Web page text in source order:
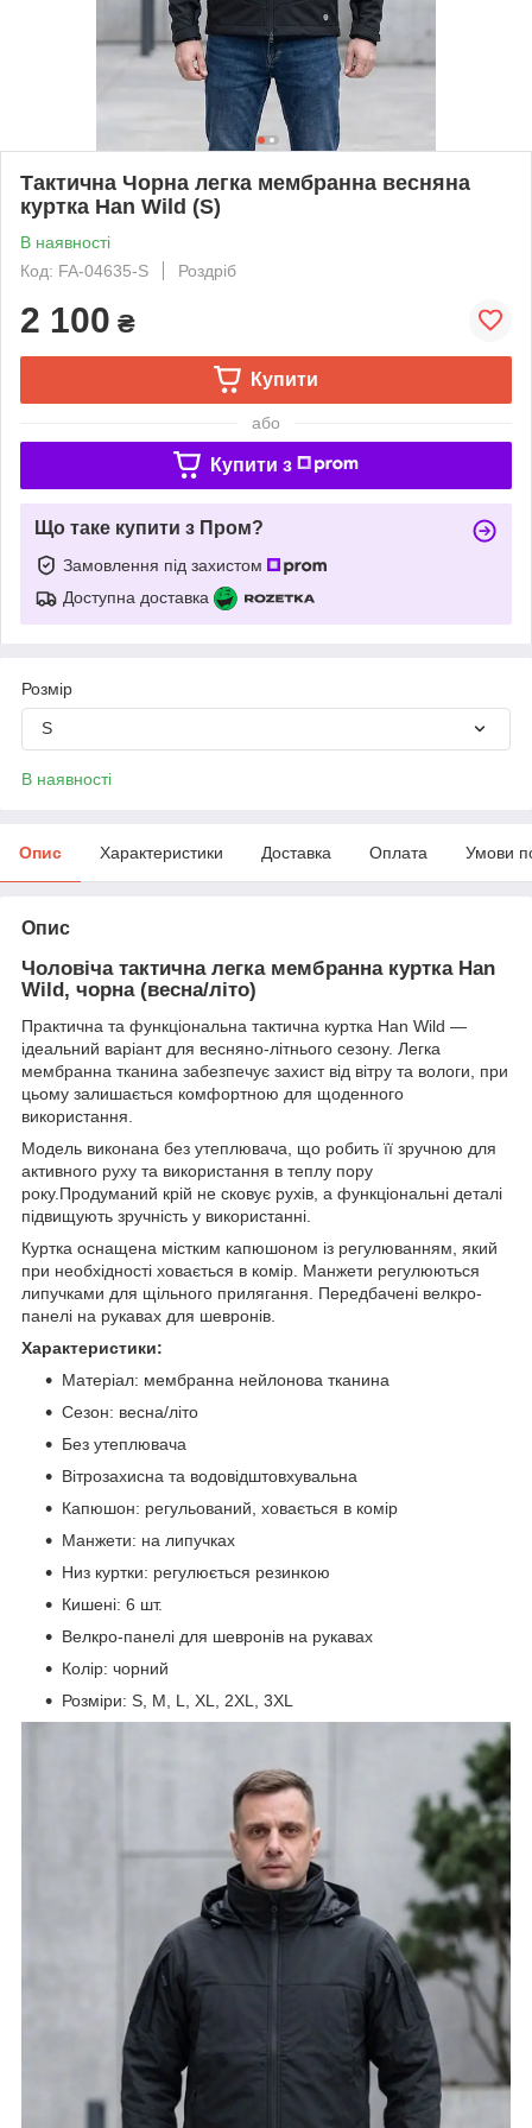
Тактична Чорна легка мембранна весняна
куртка Han Wild (S)
В наявності
Код: FA-04635-S
Роздріб
2 100 ₴
Купити
або
Купити з
Що таке купити з Пром?
Замовлення під захистом
Доступна доставка
Розмір
S
В наявності
Опис Характеристики Доставка Оплата Умови
Опис
Чоловіча тактична легка мембранна куртка Han
Wild, чорна (весна/літо)
Практична та функціональна тактична куртка Han Wild —
ідеальний варіант для весняно-літнього сезону. Легка
мембранна тканина забезпечує захист від вітру та вологи, при
цьому залишається комфортною для щоденного
використання.
Модель виконана без утеплювача, що робить її зручною для
активного руху та використання в теплу пору
року.Продуманий крій не сковує рухів, а функціональні деталі
підвищують зручність у використанні.
Куртка оснащена містким капюшоном із регулюванням, який
при необхідності ховається в комір. Манжети регулюються
липучками для щільного прилягання. Передбачені велкро-
панелі на рукавах для шевронів.
Характеристики:
Матеріал: мембранна нейлонова тканина
Сезон: весна/літо
Без утеплювача
Вітрозахисна та водовідштовхувальна
Капюшон: регульований, ховається в комір
Манжети: на липучках
Низ куртки: регулюється резинкою
Кишені: 6 шт.
Велкро-панелі для шевронів на рукавах
Колір: чорний
Розміри: S, M, L, XL, 2XL, 3XL